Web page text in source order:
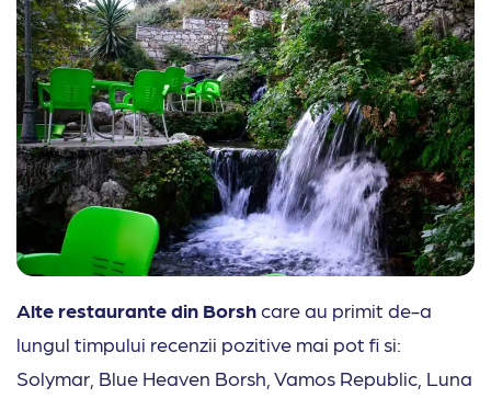
Alte restaurante din Borshcare au primit de-a
lungul timpului recenzii pozitive mai pot fi si:
Solymar, Blue Heaven Borsh, Vamos Republic, Luna